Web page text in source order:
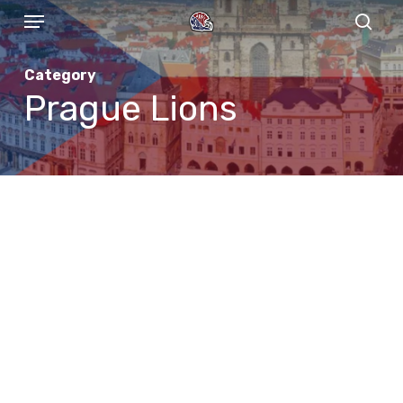
Skip
to
main
content
Menu
Category
Prague Lions